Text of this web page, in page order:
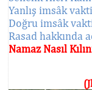
Yanlış imsâk
Doğru imsâk
Rasad hakkında
Namaz Nasıl